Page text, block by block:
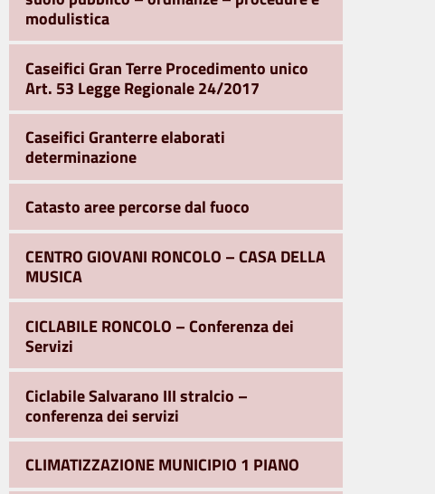
modulistica
Caseifici Gran Terre Procedimento unico
Art. 53 Legge Regionale 24/2017
Caseifici Granterre elaborati
determinazione
Catasto aree percorse dal fuoco
CENTRO GIOVANI RONCOLO – CASA DELLA
MUSICA
CICLABILE RONCOLO – Conferenza dei
Servizi
Ciclabile Salvarano III stralcio –
conferenza dei servizi
CLIMATIZZAZIONE MUNICIPIO 1 PIANO